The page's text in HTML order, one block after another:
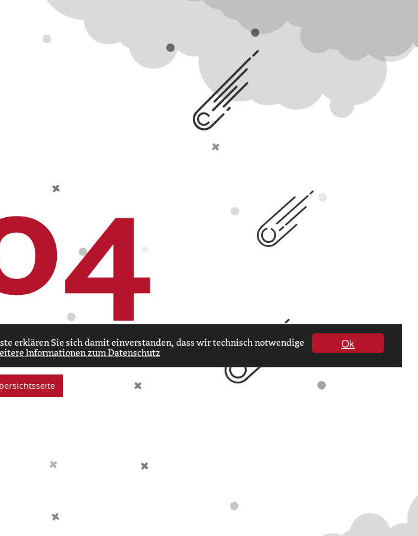
Seite, die Sie suchen,
finden.
Ok
erklären Sie sich damit einverstanden, dass wir technisch notwendige
Informationen zum Datenschutz